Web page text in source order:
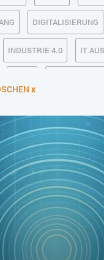
DIGITALISIERUNG
INDUSTRIE 4.0 IT
TRANSPORTLOGISTIK /
x